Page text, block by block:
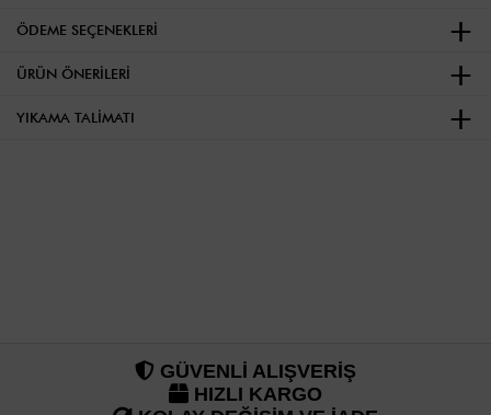
ÖDEME SEÇENEKLERI
ÜRÜN ÖNERILERI
YIKAMA TALIMATI
GÜVENLİ ALIŞVERİŞ
HIZLI KARGO